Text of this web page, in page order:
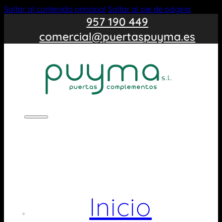
Saltar al contenido principal Saltar al pie de página
957 190 449
comercial@puertaspuyma.es
Inicio